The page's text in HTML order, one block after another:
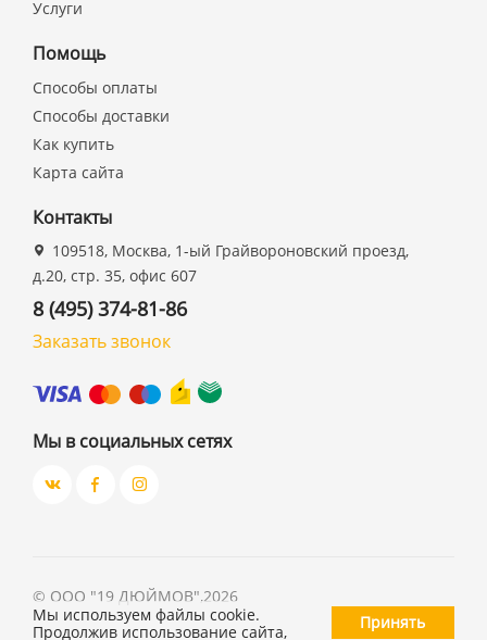
Услуги
Помощь
Способы оплаты
Способы доставки
Как купить
Карта сайта
Контакты
109518, Москва, 1-ый Грайвороновский проезд,
д.20, стр. 35, офис 607
8 (495) 374-81-86
Заказать звонок
Мы в социальных сетях
© ООО "19 ДЮЙМОВ",2026
Мы используем файлы cookie.
Продолжив использование сайта,
Принять